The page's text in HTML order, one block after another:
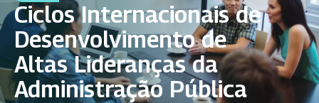
Ciclos Internacionais de
Desenvolvimento de
Altas Lideranças da
Administração Pública